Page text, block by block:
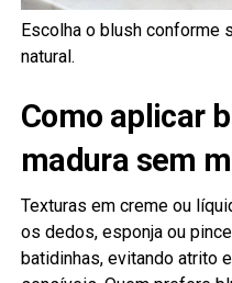
Escolha o blush conforme
natural.
Como aplicar
madura sem
Texturas em creme ou
os dedos, esponja ou
batidinhas, evitando atrito